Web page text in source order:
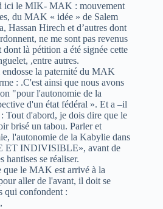
ici le MIK- MAK : mouvement
du MAK « idée » de Salem
Hassan Hirech et d’autres dont
ne me sont pas revenus
dont là pétition a été signée cette
,entre autres.
la paternité du MAK
: .C'est ainsi que nous avons
"pour l'autonomie de la
d'un état fédéral ». Et a –il
Tout d'abord, je dois dire que le
brisé un tabou. Parler et
l'autonomie de la Kabylie dans
ET INDIVISIBLE», avant de
hantises se réaliser.
que le MAK est arrivé à la
aller de l'avant, il doit se
qui confondent :